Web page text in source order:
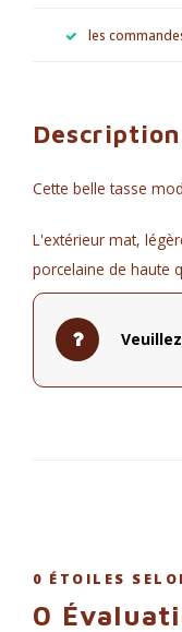
les
Description
Cette belle tasse
L'extérieur mat,
porcelaine de haute
contenu: 340ml
Dimensions:
va au lave-
0 ÉTOILES
0